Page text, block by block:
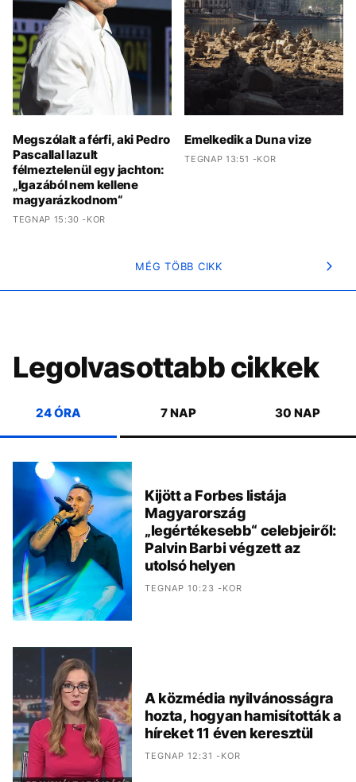
Megszólalt a férfi, aki Pedro
Pascallal lazult
félmeztelenül egy jachton:
„Igazából nem kellene
magyarázkodnom“
TEGNAP 15:30 -KOR
Emelkedik a Duna vize
TEGNAP 13:51 -KOR
MÉG TÖBB CIKK
Legolvasottabb cikkek
24 ÓRA 7 NAP 30 NAP
Kijött a Forbes listája
Magyarország
„legértékesebb“ celebjeiről:
Palvin Barbi végzett az
utolsó helyen
TEGNAP 10:23 -KOR
A közmédia nyilvánosságra
hozta, hogyan hamisították a
híreket 11 éven keresztül
TEGNAP 12:31 -KOR